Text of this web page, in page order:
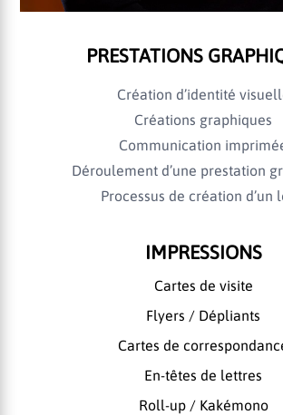
PRESTATIONS
Création d’identité
Créations graphiques
Communication
Déroulement d’une prestation
Processus de création d’un
IMPRESSIONS
Cartes de visite
Flyers / Dépliants
Cartes de
En-têtes de lettres
Roll-up / Kakémono